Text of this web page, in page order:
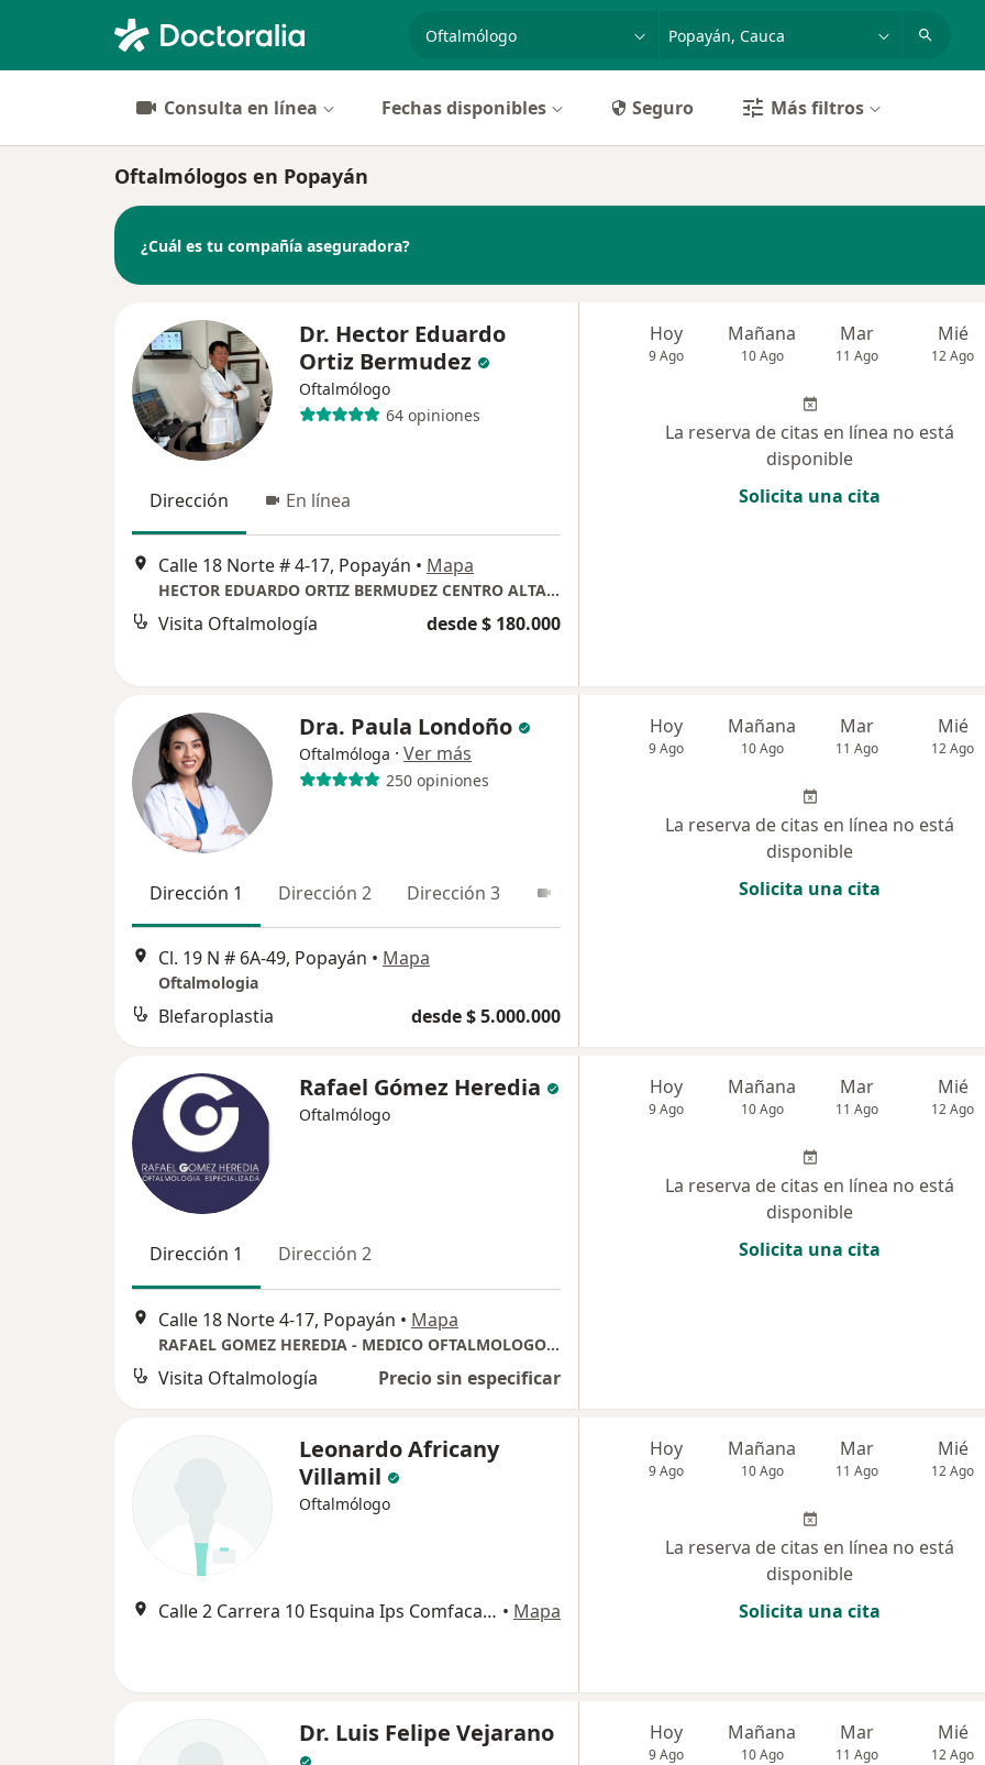
especialidad, enfermedad o nombre
p. ej. Bogotá
Consulta en línea Fechas disponibles Seguro Más filtros
Oftalmólogos en Popayán
¿Cuál es tu compañía aseguradora?
Dr. Hector Eduardo
Ortiz Bermudez
Oftalmólogo
64 opiniones
Dirección En línea
Calle 18 Norte # 4-17, Popayán • Mapa
HECTOR EDUARDO ORTIZ BERMUDEZ CENTRO ALTA ESPECIALIDAD CUIDAD BLANCA CONSULTORIOS 206-207
Visita Oftalmología desde $ 180.000
Hoy
9 Ago
Mañana
10 Ago
Mar
11 Ago
Mié
12 Ago
La reserva de citas en línea no está
disponible
Solicita una cita
Dra. Paula Londoño
Oftalmóloga · Ver más
250 opiniones
Dirección 1 Dirección 2 Dirección 3
Cl. 19 N # 6A-49, Popayán • Mapa
Oftalmologia
Blefaroplastia desde $ 5.000.000
Hoy
9 Ago
Mañana
10 Ago
Mar
11 Ago
Mié
12 Ago
La reserva de citas en línea no está
disponible
Solicita una cita
Rafael Gómez Heredia
Oftalmólogo
Dirección 1 Dirección 2
Calle 18 Norte 4-17, Popayán • Mapa
RAFAEL GOMEZ HEREDIA - MEDICO OFTALMOLOGO ESPECIALISTA EN GLAUCOMA
Visita Oftalmología Precio sin especificar
Hoy
9 Ago
Mañana
10 Ago
Mar
11 Ago
Mié
12 Ago
La reserva de citas en línea no está
disponible
Solicita una cita
Leonardo Africany
Villamil
Oftalmólogo
Calle 2 Carrera 10 Esquina Ips Comfacauca, Popayán • Mapa
Hoy
9 Ago
Mañana
10 Ago
Mar
11 Ago
Mié
12 Ago
La reserva de citas en línea no está
disponible
Solicita una cita
Dr. Luis Felipe Vejarano Hoy
9 Ago
Mañana
10 Ago
Mar
11 Ago
Mié
12 Ago